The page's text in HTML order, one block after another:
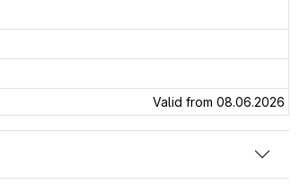
Valid from 08.06.2026